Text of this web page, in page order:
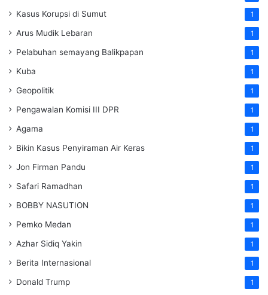
Kasus Korupsi di Sumut 1
Arus Mudik Lebaran 1
Pelabuhan semayang Balikpapan 1
Kuba 1
Geopolitik 1
Pengawalan Komisi III DPR 1
Agama 1
Bikin Kasus Penyiraman Air Keras 1
Jon Firman Pandu 1
Safari Ramadhan 1
BOBBY NASUTION 1
Pemko Medan 1
Azhar Sidiq Yakin 1
Berita Internasional 1
Donald Trump 1